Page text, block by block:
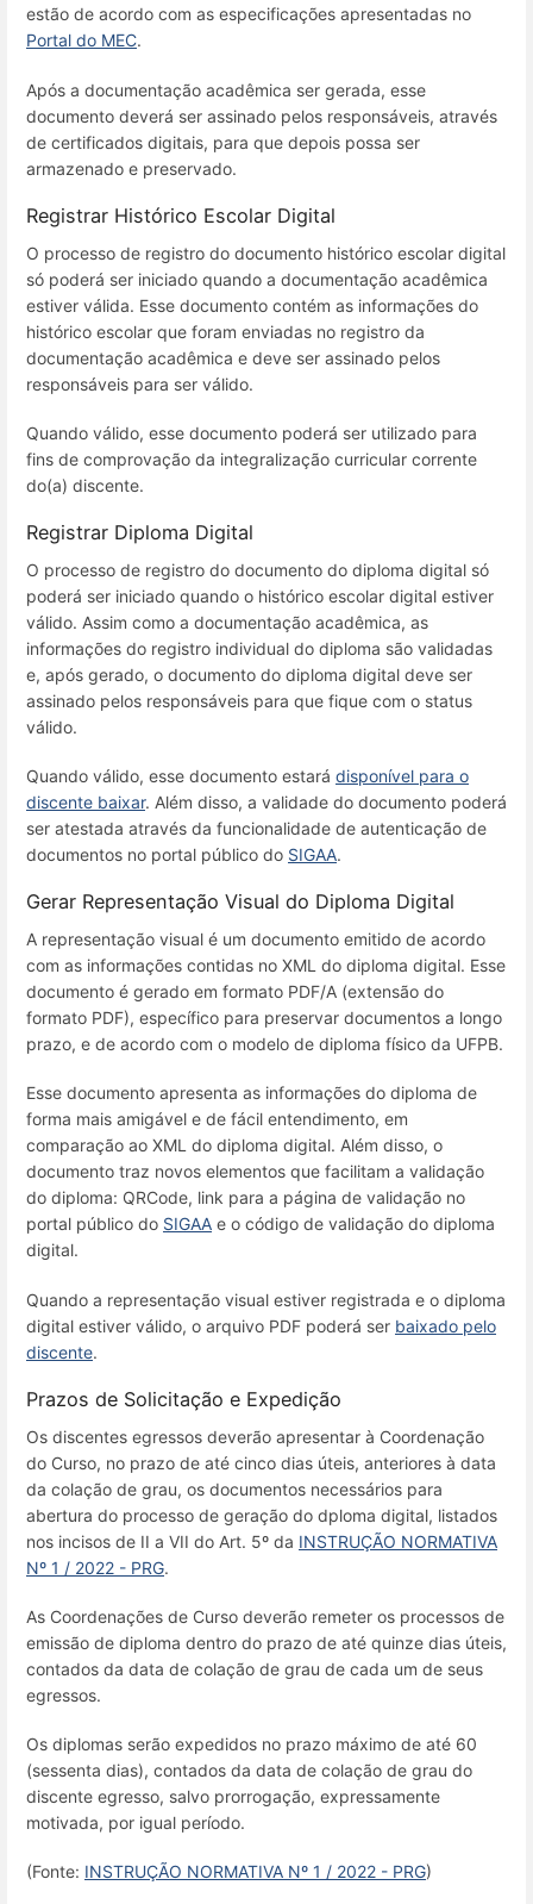
estão de acordo com as especificações apresentadas no
Portal do MEC.
Após a documentação acadêmica ser gerada, esse
documento deverá ser assinado pelos responsáveis, através
de certificados digitais, para que depois possa ser
armazenado e preservado.
Registrar Histórico Escolar Digital
O processo de registro do documento histórico escolar digital
só poderá ser iniciado quando a documentação acadêmica
estiver válida. Esse documento contém as informações do
histórico escolar que foram enviadas no registro da
documentação acadêmica e deve ser assinado pelos
responsáveis para ser válido.
Quando válido, esse documento poderá ser utilizado para
fins de comprovação da integralização curricular corrente
do(a) discente.
Registrar Diploma Digital
O processo de registro do documento do diploma digital só
poderá ser iniciado quando o histórico escolar digital estiver
válido. Assim como a documentação acadêmica, as
informações do registro individual do diploma são validadas
e, após gerado, o documento do diploma digital deve ser
assinado pelos responsáveis para que fique com o status
válido.
Quando válido, esse documento estará disponível para o
discente baixar. Além disso, a validade do documento poderá
ser atestada através da funcionalidade de autenticação de
documentos no portal público do SIGAA.
Gerar Representação Visual do Diploma Digital
A representação visual é um documento emitido de acordo
com as informações contidas no XML do diploma digital. Esse
documento é gerado em formato PDF/A (extensão do
formato PDF), específico para preservar documentos a longo
prazo, e de acordo com o modelo de diploma físico da UFPB.
Esse documento apresenta as informações do diploma de
forma mais amigável e de fácil entendimento, em
comparação ao XML do diploma digital. Além disso, o
documento traz novos elementos que facilitam a validação
do diploma: QRCode, link para a página de validação no
portal público do SIGAA e o código de validação do diploma
digital.
Quando a representação visual estiver registrada e o diploma
digital estiver válido, o arquivo PDF poderá ser baixado pelo
discente.
Prazos de Solicitação e Expedição
Os discentes egressos deverão apresentar à Coordenação
do Curso, no prazo de até cinco dias úteis, anteriores à data
da colação de grau, os documentos necessários para
abertura do processo de geração do dploma digital, listados
nos incisos de II a VII do Art. 5º da INSTRUÇÃO NORMATIVA
Nº 1 / 2022 - PRG.
As Coordenações de Curso deverão remeter os processos de
emissão de diploma dentro do prazo de até quinze dias úteis,
contados da data de colação de grau de cada um de seus
egressos.
Os diplomas serão expedidos no prazo máximo de até 60
(sessenta dias), contados da data de colação de grau do
discente egresso, salvo prorrogação, expressamente
motivada, por igual período.
(Fonte: INSTRUÇÃO NORMATIVA Nº 1 / 2022 - PRG)